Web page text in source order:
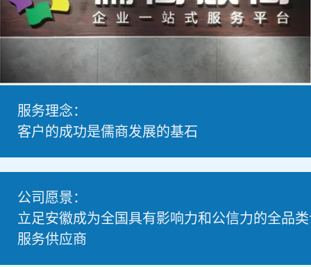
二十一年专业服务
服务理念：
客户的成功是儒商发展的基石
公司愿景：
立足安徽成为全国具有影响力和公信力的全品
服务供应商